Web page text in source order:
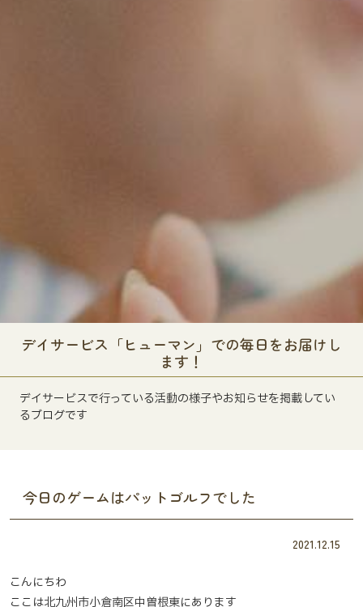
デイサービス「ヒューマン」での毎日をお届けし
ます！
デイサービスで行っている活動の様子やお知らせを掲載してい
るブログです
今日のゲームはパットゴルフでした
2021.12.15
こんにちわ
ここは北九州市小倉南区中曽根東にあります